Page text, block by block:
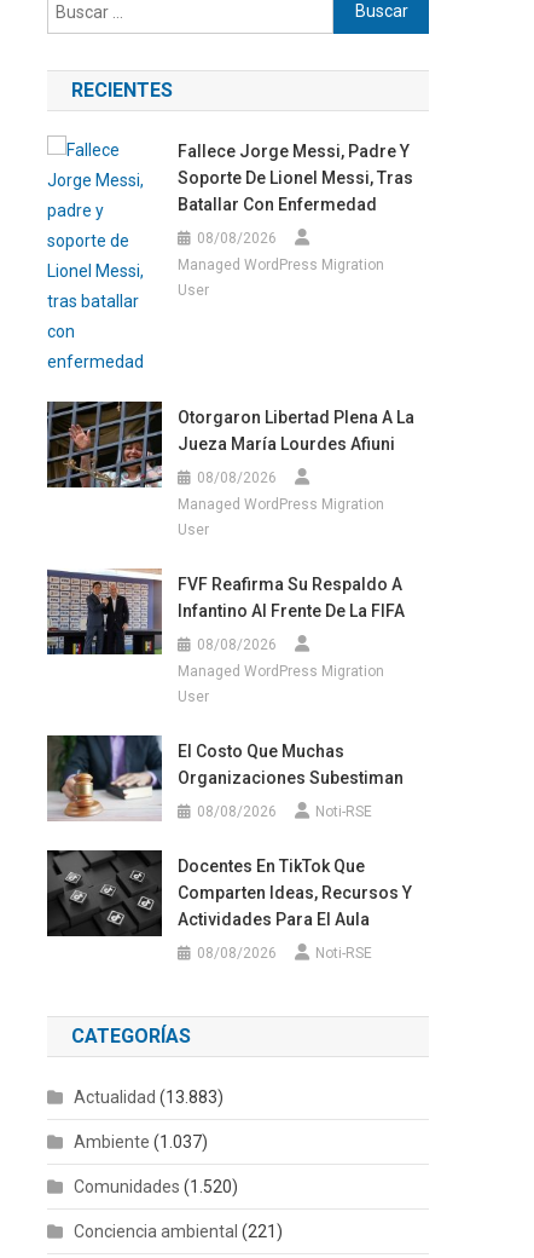
RECIENTES
Fallece Jorge Messi, Padre Y
Soporte De Lionel Messi, Tras
Batallar Con Enfermedad
08/08/2026
Managed WordPress Migration
User
Otorgaron Libertad Plena A La
Jueza María Lourdes Afiuni
08/08/2026
Managed WordPress Migration
User
FVF Reafirma Su Respaldo A
Infantino Al Frente De La FIFA
08/08/2026
Managed WordPress Migration
User
El Costo Que Muchas
Organizaciones Subestiman
08/08/2026 Noti-RSE
Docentes En TikTok Que
Comparten Ideas, Recursos Y
Actividades Para El Aula
08/08/2026 Noti-RSE
CATEGORÍAS
Actualidad (13.883)
Ambiente (1.037)
Comunidades (1.520)
Conciencia ambiental (221)